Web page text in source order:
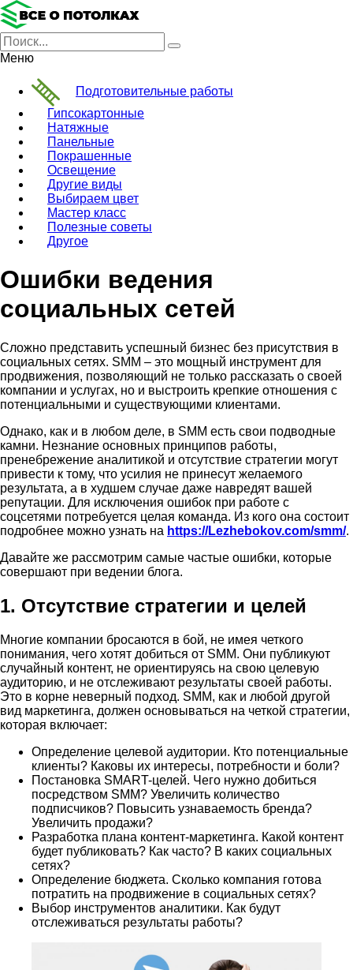
Меню
Подготовительные работы
Гипсокартонные
Натяжные
Панельные
Покрашенные
Освещение
Другие виды
Выбираем цвет
Мастер класс
Полезные советы
Другое
Ошибки ведения
социальных сетей
Сложно представить успешный бизнес без присутствия в
социальных сетях. SMM – это мощный инструмент для
продвижения, позволяющий не только рассказать о своей
компании и услугах, но и выстроить крепкие отношения с
потенциальными и существующими клиентами.
Однако, как и в любом деле, в SMM есть свои подводные
камни. Незнание основных принципов работы,
пренебрежение аналитикой и отсутствие стратегии могут
привести к тому, что усилия не принесут желаемого
результата, а в худшем случае даже навредят вашей
репутации. Для исключения ошибок при работе с
соцсетями потребуется целая команда. Из кого она состоит
подробнее можно узнать на https://Lezhebokov.com/smm/.
Давайте же рассмотрим самые частые ошибки, которые
совершают при ведении блога.
1. Отсутствие стратегии и целей
Многие компании бросаются в бой, не имея четкого
понимания, чего хотят добиться от SMM. Они публикуют
случайный контент, не ориентируясь на свою целевую
аудиторию, и не отслеживают результаты своей работы.
Это в корне неверный подход. SMM, как и любой другой
вид маркетинга, должен основываться на четкой стратегии,
которая включает:
Определение целевой аудитории. Кто потенциальные
клиенты? Каковы их интересы, потребности и боли?
Постановка SMART-целей. Чего нужно добиться
посредством SMM? Увеличить количество
подписчиков? Повысить узнаваемость бренда?
Увеличить продажи?
Разработка плана контент-маркетинга. Какой контент
будет публиковать? Как часто? В каких социальных
сетях?
Определение бюджета. Сколько компания готова
потратить на продвижение в социальных сетях?
Выбор инструментов аналитики. Как будут
отслеживаться результаты работы?